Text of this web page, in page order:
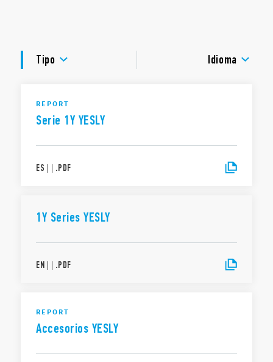
APROBACIONES
Tipo
Idioma
REPORT
Serie 1Y YESLY
ES | | .PDF
1Y Series YESLY
EN | | .PDF
REPORT
Accesorios YESLY